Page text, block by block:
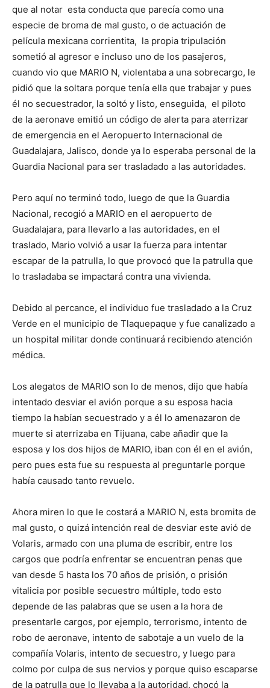
que al notar esta conducta que parecía como una
especie de broma de mal gusto, o de actuación de
película mexicana corrientita, la propia tripulación
sometió al agresor e incluso uno de los pasajeros,
cuando vio que MARIO N, violentaba a una sobrecargo, le
pidió que la soltara porque tenía ella que trabajar y pues
él no secuestrador, la soltó y listo, enseguida, el piloto
de la aeronave emitió un código de alerta para aterrizar
de emergencia en el Aeropuerto Internacional de
Guadalajara, Jalisco, donde ya lo esperaba personal de la
Guardia Nacional para ser trasladado a las autoridades.
Pero aquí no terminó todo, luego de que la Guardia
Nacional, recogió a MARIO en el aeropuerto de
Guadalajara, para llevarlo a las autoridades, en el
traslado, Mario volvió a usar la fuerza para intentar
escapar de la patrulla, lo que provocó que la patrulla que
lo trasladaba se impactará contra una vivienda.
Debido al percance, el individuo fue trasladado a la Cruz
Verde en el municipio de Tlaquepaque y fue canalizado a
un hospital militar donde continuará recibiendo atención
médica.
Los alegatos de MARIO son lo de menos, dijo que había
intentado desviar el avión porque a su esposa hacia
tiempo la habían secuestrado y a él lo amenazaron de
muerte si aterrizaba en Tijuana, cabe añadir que la
esposa y los dos hijos de MARIO, iban con él en el avión,
pero pues esta fue su respuesta al preguntarle porque
había causado tanto revuelo.
Ahora miren lo que le costará a MARIO N, esta bromita de
mal gusto, o quizá intención real de desviar este avió de
Volaris, armado con una pluma de escribir, entre los
cargos que podría enfrentar se encuentran penas que
van desde 5 hasta los 70 años de prisión, o prisión
vitalicia por posible secuestro múltiple, todo esto
depende de las palabras que se usen a la hora de
presentarle cargos, por ejemplo, terrorismo, intento de
robo de aeronave, intento de sabotaje a un vuelo de la
compañía Volaris, intento de secuestro, y luego para
colmo por culpa de sus nervios y porque quiso escaparse
de la patrulla que lo llevaba a la autoridad, chocó la